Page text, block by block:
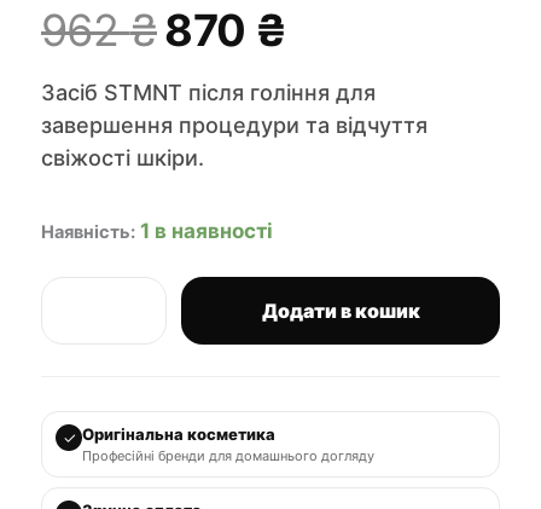
962₴Оригінальна
ціна:
962 ₴.
870 ₴
ціна:
870 ₴.
Засіб STMNT після гоління для
завершення процедури та відчуття
свіжості шкіри.
Наявність: 1 в наявності
лосьйон
Додати в кошик
✓ Оригінальна косметика
Професійні бренди для домашнього догляду